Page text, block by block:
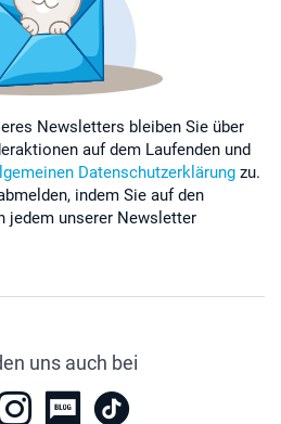
Newsletters bleiben Sie über
auf dem Laufenden und
Datenschutzerklärung zu.
indem Sie auf den
jedem unserer Newsletter
uns auch bei